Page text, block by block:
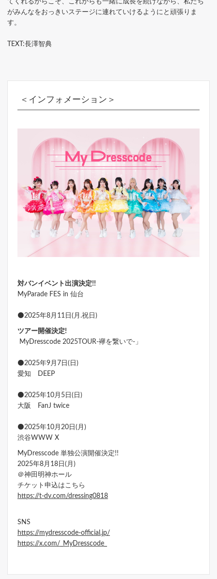
がみんなをおっきいステージに連れていけるようにと頑張りま
す。
TEXT:長澤智典
＜インフォメーション＞
対バンイベント出演決定!!
MyParade FES in 仙台
⚫2025年8月11日(月.祝日)
ツアー開催決定!
MyDresscode 2025TOUR-襷を繋いで-」
⚫2025年9月7日(日)
愛知 DEEP
⚫2025年10月5日(日)
大阪 FanJ twice
⚫2025年10月20日(月)
渋谷WWW X
MyDresscode 単独公演開催決定!!
2025年8月18日(月)
＠神田明神ホール
チケット申込はこちら
https://t-dv.com/dressing0818
SNS
https://mydresscode-official.jp/
https://x.com/_MyDresscode_